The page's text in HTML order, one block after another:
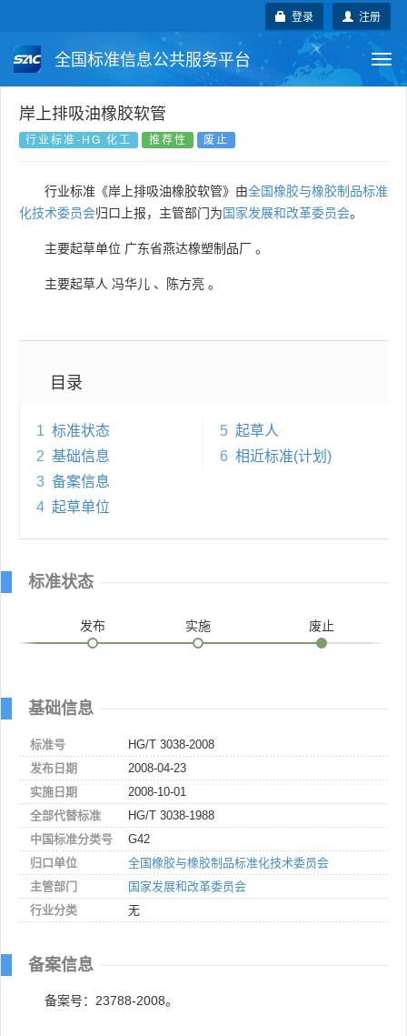
注册
登录
全国标准信息公共服务平台
国家标准
国外标准 技术委员会
岸上排吸油橡胶软管
行业标准-HG 化工 推荐性 废止
行业标准《岸上排吸油橡胶软管》由全国橡胶与橡胶制品标准
化技术委员会归口上报，主管部门为国家发展和改革委员会。
主要起草单位 广东省燕达橡塑制品厂 。
主要起草人 冯华儿 、 陈方亮 。
目录
1 标准状态
2 基础信息
3 备案信息
4 起草单位
5 起草人
6 相近标准(计划)
标准状态
发布 实施 废止
基础信息
标准号
HG/T 3038-2008
发布日期
2008-04-23
实施日期
2008-10-01
全部代替标准
HG/T 3038-1988
中国标准分类号
G42
归口单位
全国橡胶与橡胶制品标准化技术委员会
主管部门
国家发展和改革委员会
行业分类
无
备案信息
备案号：23788-2008。